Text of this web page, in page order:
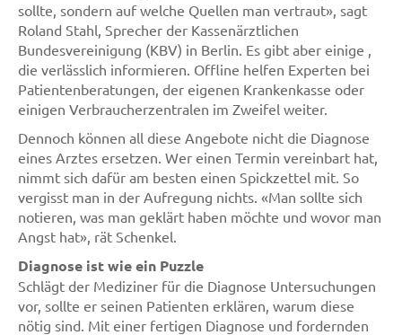
sollte, sondern auf welche Quellen man vertraut», sagt
Roland Stahl, Sprecher der Kassenärztlichen
Bundesvereinigung (KBV) in Berlin. Es gibt aber einige ,
die verlässlich informieren. Offline helfen Experten bei
Patientenberatungen, der eigenen Krankenkasse oder
einigen Verbraucherzentralen im Zweifel weiter.
Dennoch können all diese Angebote nicht die Diagnose
eines Arztes ersetzen. Wer einen Termin vereinbart hat,
nimmt sich dafür am besten einen Spickzettel mit. So
vergisst man in der Aufregung nichts. «Man sollte sich
notieren, was man geklärt haben möchte und wovor man
Angst hat», rät Schenkel.
Diagnose ist wie ein Puzzle
Schlägt der Mediziner für die Diagnose Untersuchungen
vor, sollte er seinen Patienten erklären, warum diese
nötig sind. Mit einer fertigen Diagnose und fordernden